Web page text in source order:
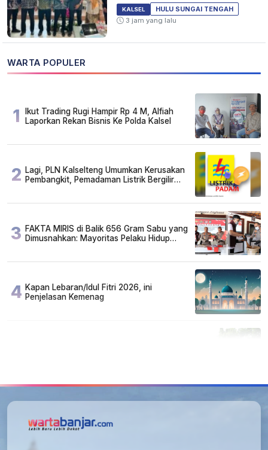
KALSEL
HULU SUNGAI TENGAH
3 jam yang lalu
WARTA POPULER
1
Ikut Trading Rugi Hampir Rp 4 M, Alfiah
Laporkan Rekan Bisnis Ke Polda Kalsel
2 Lagi, PLN Kalselteng Umumkan Kerusakan
Pembangkit, Pemadaman Listrik Bergilir
3 FAKTA MIRIS di Balik 656 Gram Sabu yang
Dimusnahkan: Mayoritas Pelaku Hidup
4 Kapan Lebaran/Idul Fitri 2026, ini
Penjelasan Kemenag